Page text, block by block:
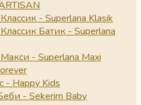
- Superlana Klasik
Батик - Superlana
- Superlana Maxi
- Happy Kids
- Sekerim Baby